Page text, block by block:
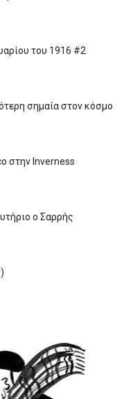
του 1916 #2
σημαία στον κόσμο
στην Inverness
ο Σαρρής